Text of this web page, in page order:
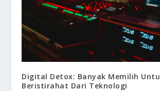
Digital Detox: Banyak Memilih
Beristirahat Dari Teknologi